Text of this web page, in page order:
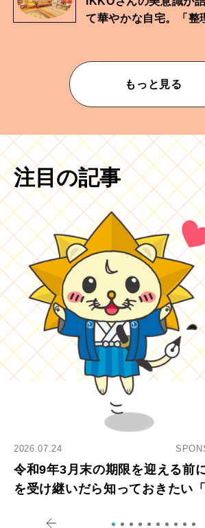
て華やかな自宅。「整
もっと見る
注目の記事
2026.07.24
令和9年3月末の期限を迎える前
を受け継いだら知っておきたい